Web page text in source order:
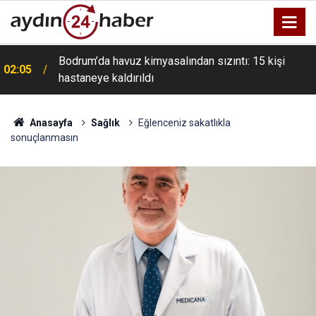
02:05
Bodrum’da havuz kimyasalından sızıntı: 15 kişi
hastaneye kaldırıldı
Anasayfa Sağlık
Eğlenceniz sakatlıkla
sonuçlanmasın